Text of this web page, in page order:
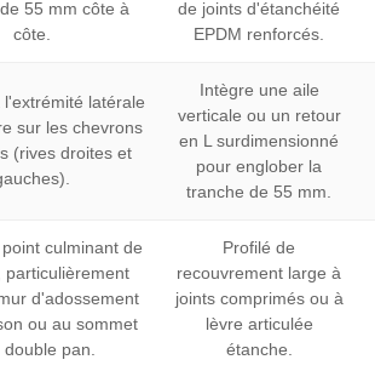
55 mm côte à
côte.
de joints d'étanchéité
EPDM renforcés.
l'extrémité latérale
sur les chevrons
(rives droites et
Intègre une aile
verticale ou un retour
en L surdimensionné
pour englober la
tranche de 55 mm.
culminant de
particulièrement
d'adossement
ou au sommet
pan.
Profilé de
recouvrement large à
joints comprimés ou à
lèvre articulée
étanche.